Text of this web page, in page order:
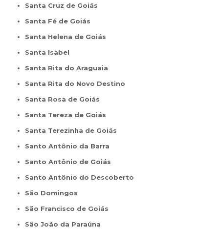
Santa Cruz de Goiás
Santa Fé de Goiás
Santa Helena de Goiás
Santa Isabel
Santa Rita do Araguaia
Santa Rita do Novo Destino
Santa Rosa de Goiás
Santa Tereza de Goiás
Santa Terezinha de Goiás
Santo Antônio da Barra
Santo Antônio de Goiás
Santo Antônio do Descoberto
São Domingos
São Francisco de Goiás
São João da Paraúna